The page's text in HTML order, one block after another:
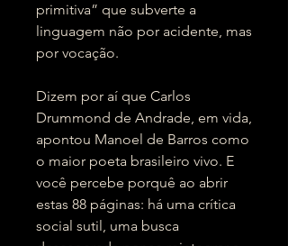
primitiva” que subverte a
linguagem não por acidente, mas
por vocação.
Dizem por aí que Carlos
Drummond de Andrade, em vida,
apontou Manoel de Barros como
o maior poeta brasileiro vivo. E
você percebe porquê ao abrir
estas 88 páginas: há uma crítica
social sutil, uma busca